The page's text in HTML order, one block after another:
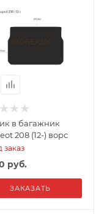
в багажник
208 (12-) ворс
заказ
руб.
ЗАКАЗАТЬ